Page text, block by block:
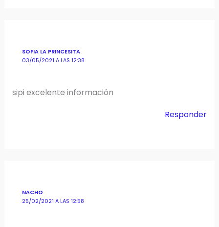
SOFIA LA PRINCESITA
03/05/2021 A LAS 12:38
sipi excelente información
Responder
NACHO
25/02/2021 A LAS 12:58